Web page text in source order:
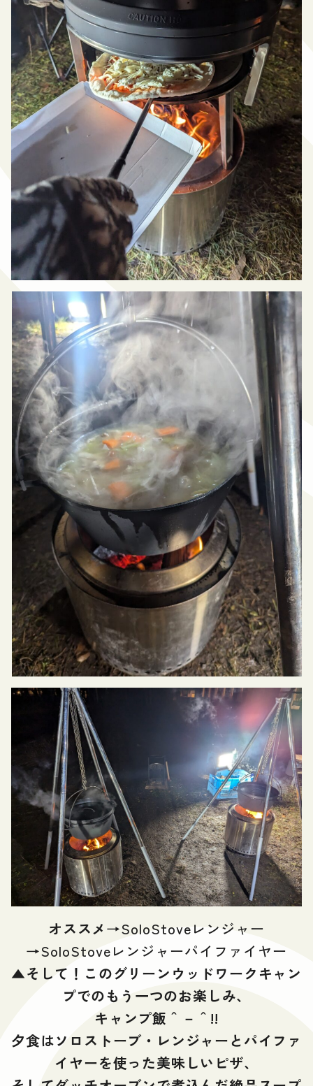
オススメ→SoloStoveレンジャー
→SoloStoveレンジャーパイファイヤー
▲そして！このグリーンウッドワークキャン
プでのもう一つのお楽しみ、
キャンプ飯＾－＾!!
夕食はソロストーブ・レンジャーとパイファ
イヤーを使った美味しいピザ、